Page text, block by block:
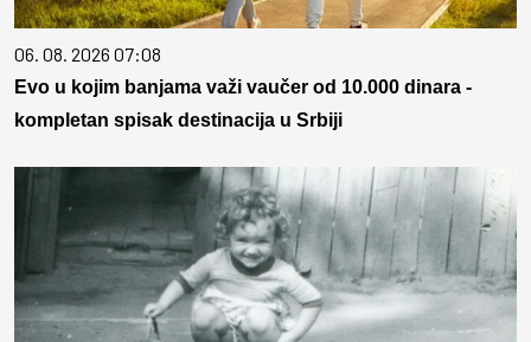
06. 08. 2026 07:08
Evo u kojim banjama važi vaučer od 10.000 dinara -
kompletan spisak destinacija u Srbiji